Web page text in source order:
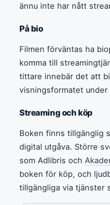
ännu inte har nått
På bio
Filmen förväntas ha
komma till
tittare innebär det att
visningsformatet under
Streaming och köp
Boken finns tillgänglig
digital utgåva. Större
som Adlibris och
boken för köp, och
tillgängliga via tjänster